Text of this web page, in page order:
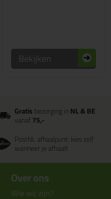
Bekijken
Gratisbezorging inNL & BE
vanaf75,-
PostNL afhaalpunt: kies zelf
wanneer je afhaalt
Over ons
Wie wij zijn?